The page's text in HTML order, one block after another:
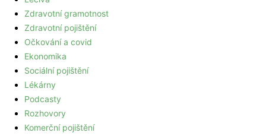
Zdravotní gramotnost
Zdravotní pojištění
Očkování a covid
Ekonomika
Sociální pojištění
Lékárny
Podcasty
Rozhovory
Komerční pojištění